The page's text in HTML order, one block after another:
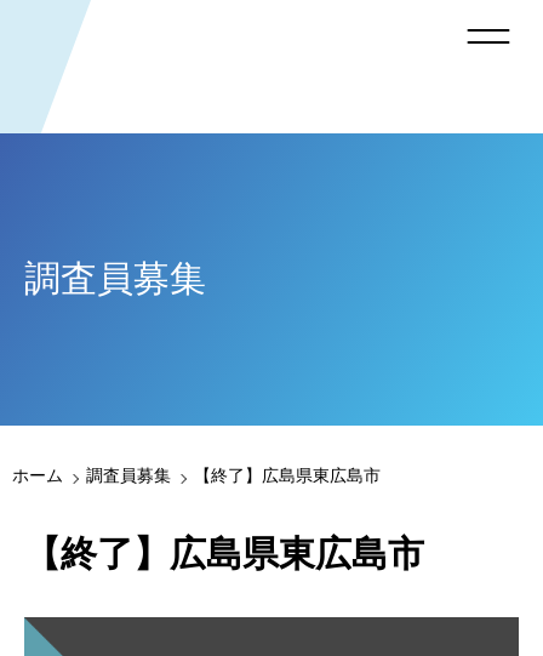
調査員募集
ホーム 調査員募集 【終了】広島県東広島市
【終了】広島県東広島市